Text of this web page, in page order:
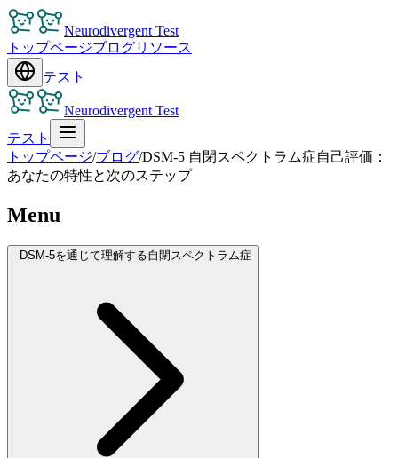
Neurodivergent Test
トップページブログリソース
テスト
Neurodivergent Test
テスト
トップページ/ブログ/DSM-5 自閉スペクトラム症自己評価：
あなたの特性と次のステップ
Menu
DSM-5を通じて理解する自閉スペクトラム症